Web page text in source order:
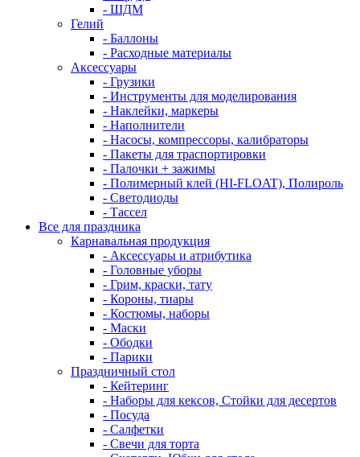
- ШДМ
Гелий
- Баллоны
- Расходные материалы
Аксессуары
- Грузики
- Инструменты для моделирования
- Наклейки, маркеры
- Наполнители
- Насосы, компрессоры, калибраторы
- Пакеты для траспортировки
- Палочки + зажимы
- Полимерный клей (HI-FLOAT), Полироль
- Светодиоды
- Тассел
Все для праздника
Карнавальная продукция
- Аксессуары и атрибутика
- Головные уборы
- Грим, краски, тату
- Короны, тиары
- Костюмы, наборы
- Маски
- Ободки
- Парики
Праздничный стол
- Кейтеринг
- Наборы для кексов, Стойки для десертов
- Посуда
- Салфетки
- Свечи для торта